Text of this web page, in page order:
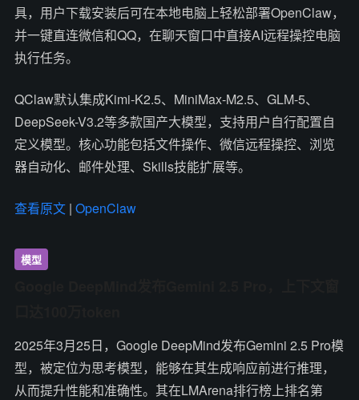
具，用户下载安装后可在本地电脑上轻松部署OpenClaw，
并一键直连微信和QQ，在聊天窗口中直接AI远程操控电脑
执行任务。
QClaw默认集成Kimi-K2.5、MiniMax-M2.5、GLM-5、
DeepSeek-V3.2等多款国产大模型，支持用户自行配置自
定义模型。核心功能包括文件操作、微信远程操控、浏览
器自动化、邮件处理、Skills技能扩展等。
查看原文 | OpenClaw
模型
2025年3月25日，Google DeepMind发布Gemini 2.5 Pro模
型，被定位为思考模型，能够在其生成响应前进行推理，
从而提升性能和准确性。其在LMArena排行榜上排名第